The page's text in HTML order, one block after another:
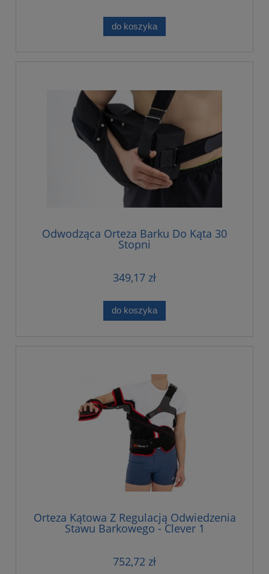
do koszyka
Odwodząca Orteza Barku Do Kąta 30
Stopni
349,17 zł
do koszyka
Orteza Kątowa Z Regulacją Odwiedzenia
Stawu Barkowego - Clever 1
752,72 zł